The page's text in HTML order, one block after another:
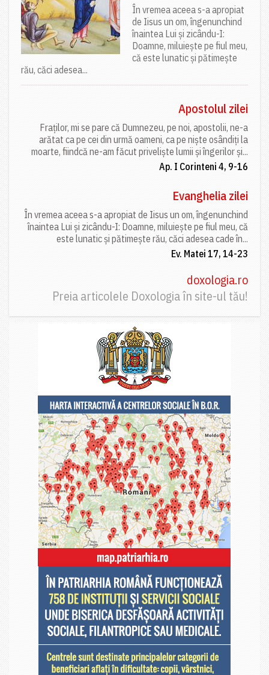
În vremea aceea s-a apropiat
de Iisus un om, îngenunchind
înaintea Lui și zicându-I:
Doamne, miluiește pe fiul meu,
că este lunatic și pătimește
rău, căci adesea...
Apostolul zilei
Fraților, mi se pare că Dumnezeu, pe noi, apostolii, ne-a
arătat ca pe cei din urmă oameni, ca pe niște osândiți la
moarte, fiindcă ne-am făcut priveliște lumii și îngerilor și...
Ap. I Corinteni 4, 9-16
Evanghelia zilei
În vremea aceea s-a apropiat de Iisus un om, îngenunchind
înaintea Lui și zicându-I: Doamne, miluiește pe fiul meu, că
este lunatic și pătimește rău, căci adesea cade în...
Ev. Matei 17, 14-23
doxologia.ro
Preia articolele Doxologia în site-ul tău!